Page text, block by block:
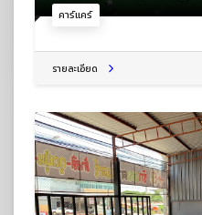
คาร์แคร์
รายละเอียด